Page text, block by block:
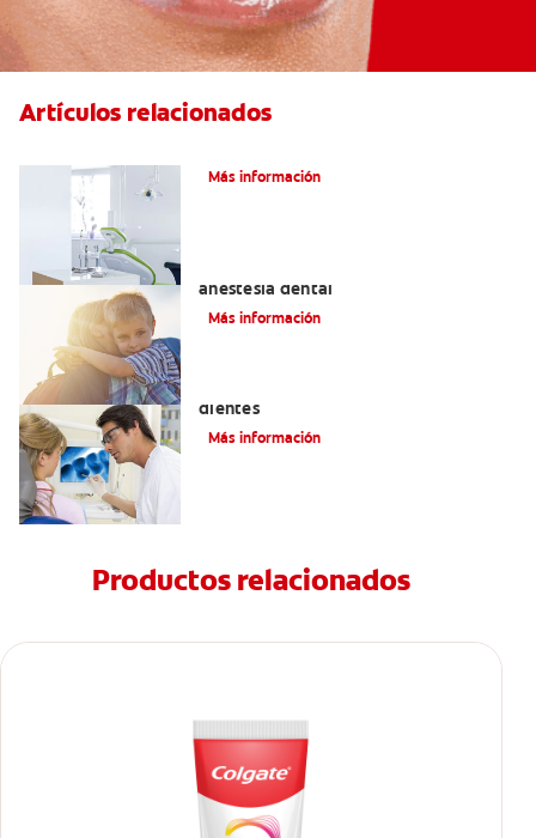
Artículos relacionados
Más información
anestesia dental
Más información
dientes
Más información
Productos relacionados